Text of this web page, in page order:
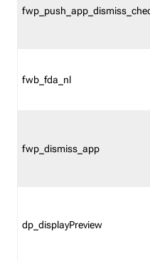
fwb_fda_nl
fwp_dismiss_app
dp_displayPreview